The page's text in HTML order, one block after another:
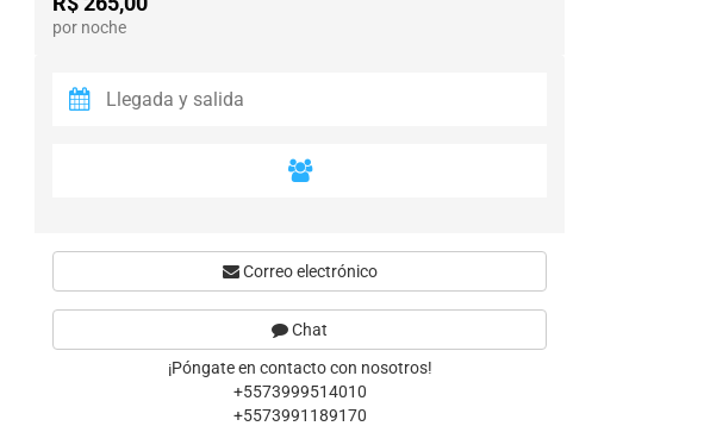
por noche
Correo electrónico
Chat
¡Póngate en contacto con nosotros!
+5573999514010
+5573991189170